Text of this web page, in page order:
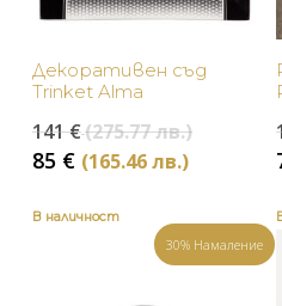
Месинг
Оранжево
Сиво
Сребристо
Декоративен съд
Trinket Alma
141€(275.77 лв.)Original
(275.77
лв.).
85 € (165.46 лв.)
85 €
(165.46
В наличност
30% Намаление